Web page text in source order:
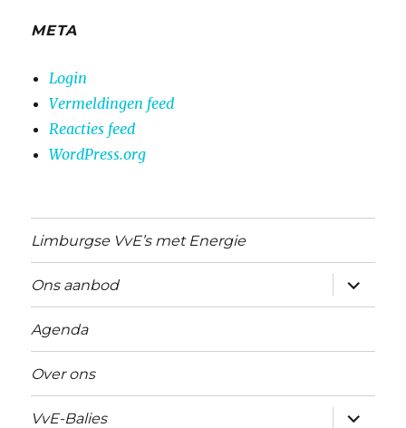
META
Login
Vermeldingen feed
Reacties feed
WordPress.org
Limburgse VvE’s met Energie
Ons aanbod
submenu
Agenda
Over ons
VvE-Balies
submenu